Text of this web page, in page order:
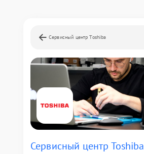
Сервисный центр Toshiba
Сервисный центр Toshiba